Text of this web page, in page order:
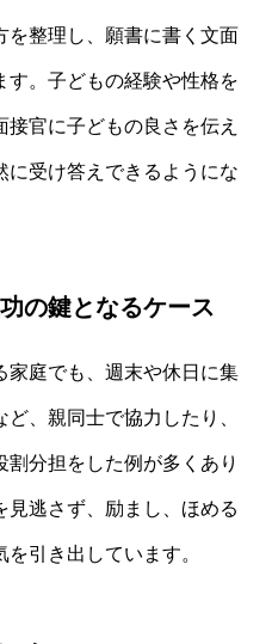
を整理し、願書に書く文面
す。子どもの経験や性格を
官に子どもの良さを伝え
に受け答えできるようにな
の鍵となるケース
家庭でも、週末や休日に集
、親同士で協力したり、
分担をした例が多くあり
見逃さず、励まし、ほめる
引き出しています。